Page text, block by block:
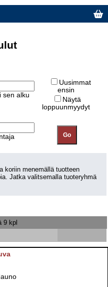
sen alku
Uusimmat
ensin
Näytä
loppuunmyydyt
koriin menemällä tuotteen
Jatka valitsemalla tuoteryhmä
9 kpl